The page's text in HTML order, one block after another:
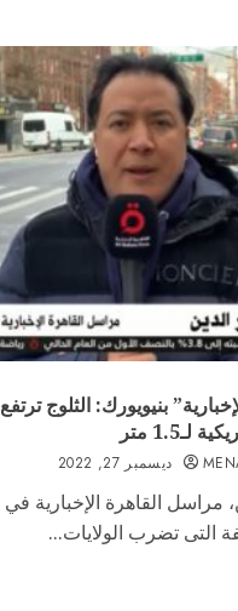
بنيويورك: الثلوج
متر
ديسمبر 27, 2022
مراسل القاهرة الإخبارية في
التى تضرب الولايات...